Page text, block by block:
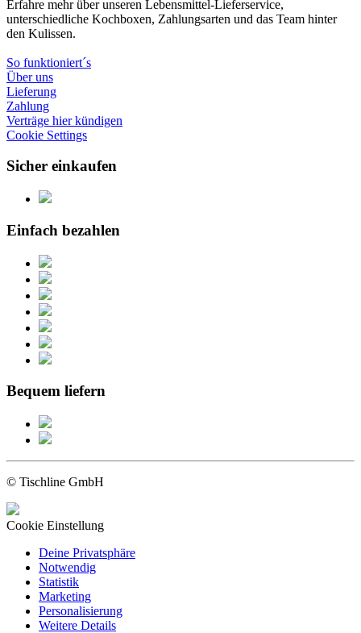
Erfahre mehr über unseren Lebensmittel-Lieferservice,
unterschiedliche Kochboxen, Zahlungsarten und das Team hinter
den Kulissen.
So funktioniert´s
Über uns
Lieferung
Zahlung
Verträge hier kündigen
Cookie Settings
Sicher einkaufen
Einfach bezahlen
Bequem liefern
© Tischline GmbH
Cookie Einstellung
Deine Privatsphäre
Notwendig
Statistik
Marketing
Personalisierung
Weitere Details